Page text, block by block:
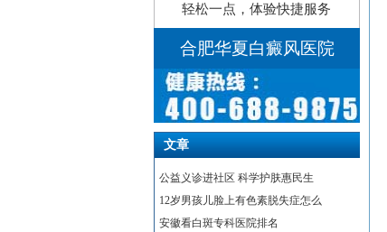
轻松一点，体验快捷服务
合肥华夏白癜风医院
文章
公益义诊进社区 科学护肤惠民生
12岁男孩儿脸上有色素脱失症怎么
安徽看白斑专科医院排名